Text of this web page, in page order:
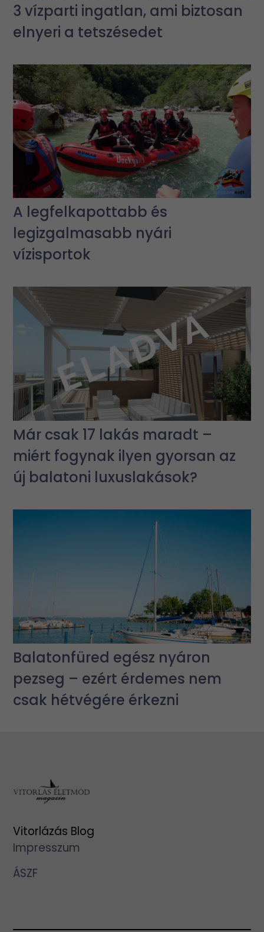
3 vízparti ingatlan, ami biztosan
elnyeri a tetszésedet
A legfelkapottabb és
legizgalmasabb nyári
vízisportok
Már csak 17 lakás maradt –
miért fogynak ilyen gyorsan az
új balatoni luxuslakások?
Balatonfüred egész nyáron
pezseg – ezért érdemes nem
csak hétvégére érkezni
Vitorlázás Blog
Impresszum
ÁSZF